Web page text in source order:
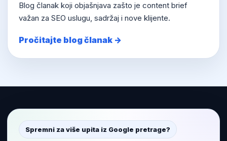
Blog članak koji objašnjava zašto je content brief
važan za SEO uslugu, sadržaj i nove klijente.
Pročitajte blog članak →
Spremni za više upita iz Google pretrage?